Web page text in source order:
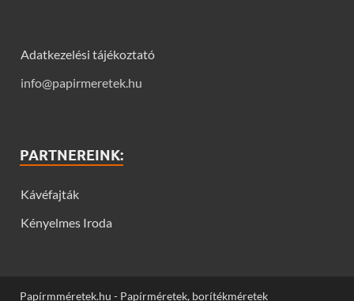
Adatkezelési tájékoztató
info@papirmeretek.hu
PARTNEREINK:
Kávéfajták
Kényelmes Iroda
Papírmméretek.hu - Papírméretek, borítékméretek